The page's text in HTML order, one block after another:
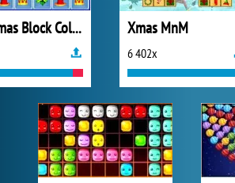
Christmas Block Collapse Xmas MnM
6 402x